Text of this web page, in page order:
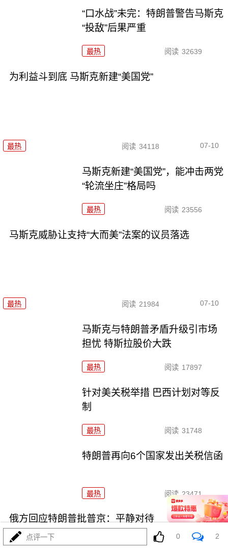
“口水战”未完：特朗普警告马斯克
“投敌”后果严重
最热 阅读 32639
为利益斗到底 马斯克新建“美国党”
最热 阅读 34118 07-10
马斯克新建“美国党”，能冲击两党
“轮流坐庄”格局吗
最热 阅读 23556
马斯克威胁让支持“大而美”法案的议员落选
最热 阅读 21984 07-10
马斯克与特朗普矛盾升级引市场
担忧 特斯拉股价大跌
最热 阅读 17897
针对美关税举措 巴西计划对等反
制
最热 阅读 31748
特朗普再向6个国家发出关税信函
最热 阅读 23471
俄方回应特朗普批普京：平静对待
点评一下 0 2